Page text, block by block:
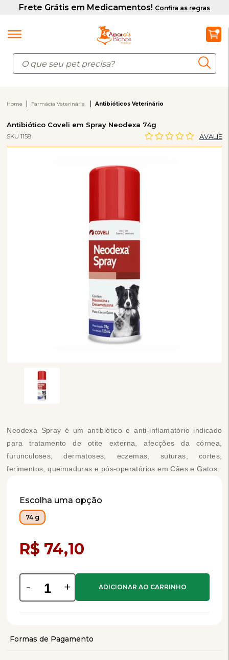
Home Farmácia Veterinária Antibióticos Veterinário
Antibiótico Coveli em Spray Neodexa 74g
SKU 1158 AVALIE
Neodexa Spray é um antibiótico e anti-inflamatório indicado
para tratamento de otite externa, afecções da córnea,
furunculoses, dermatoses, eczemas, suturas, cortes,
ferimentos, queimaduras e pós-operatórios em Cães e Gatos.
Escolha uma opção
74 g
R$ 74,10
- +